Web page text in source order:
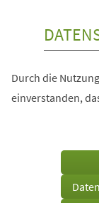
Durch die
einverstanden,